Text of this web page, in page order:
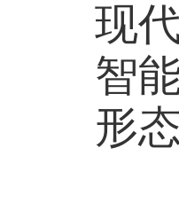
现
智
形